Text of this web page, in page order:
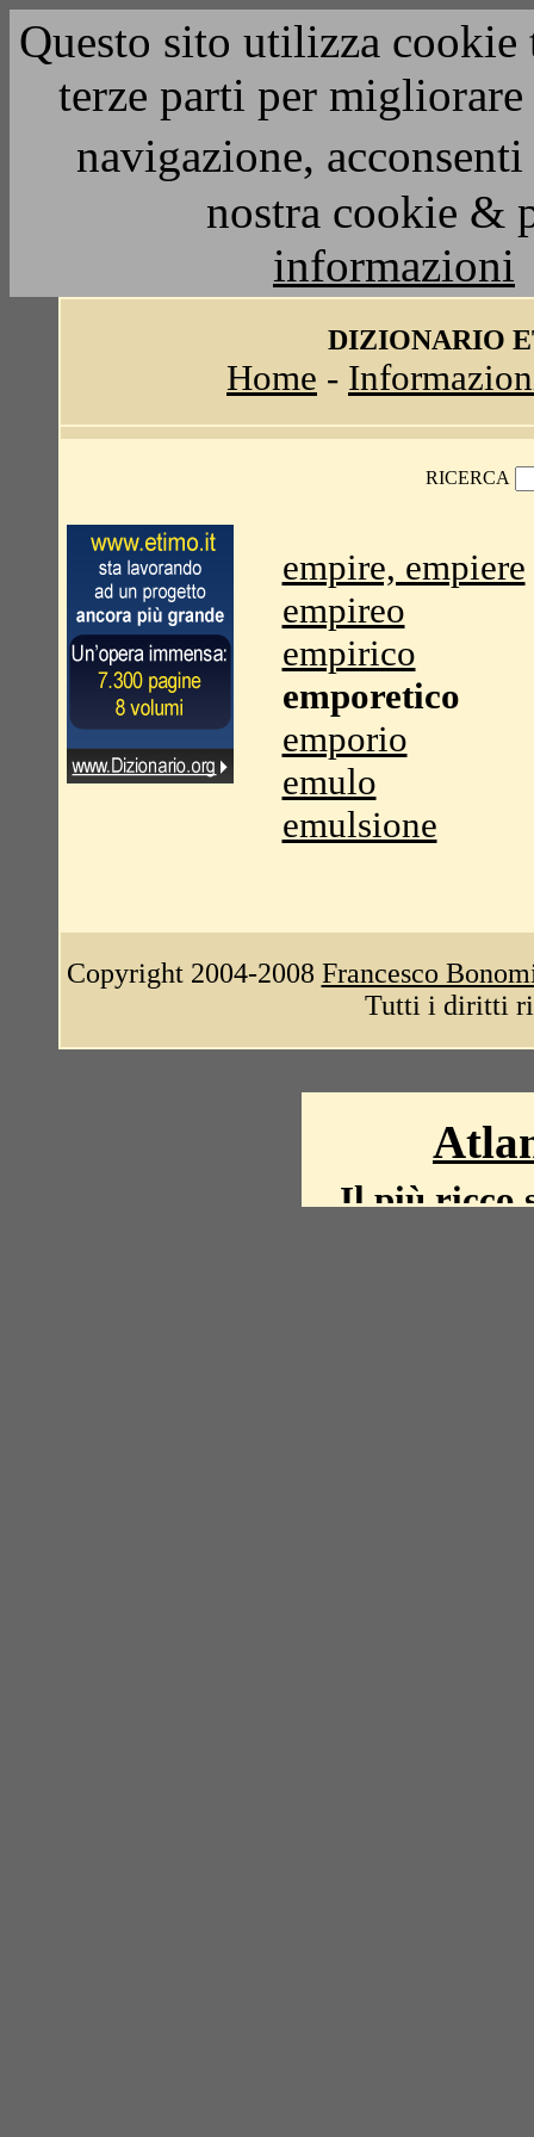
Questo sito utilizza
terze parti per
navigazione,
nostra cookie &
informazioni
DIZIONARIO
Home -
RICERCA
empire, empiere
empireo
empirico
emporetico
emporio
emulo
emulsione
Copyright 2004-2008 Francesco
Tutti i diritti
Il più ricco